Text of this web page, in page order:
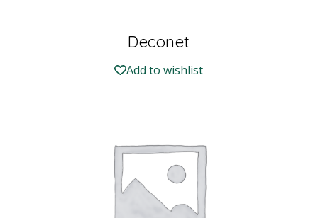
Deconet
Add to wishlist